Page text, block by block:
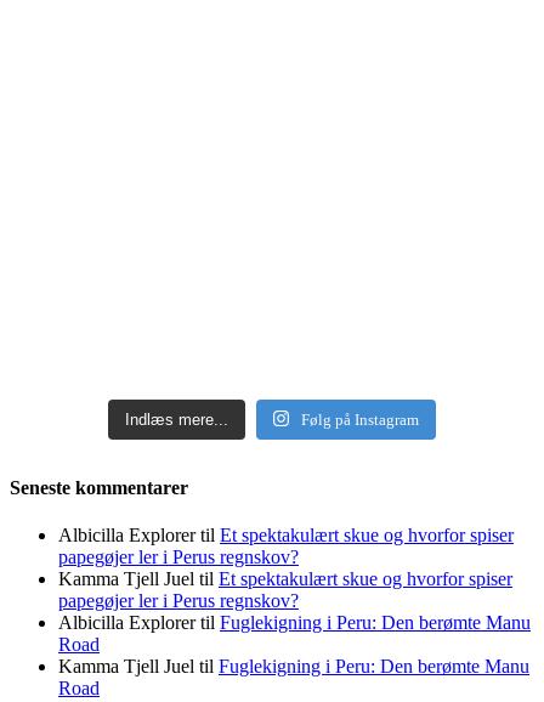
Indlæs mere... Følg på Instagram
Seneste kommentarer
Albicilla Explorertil Et spektakulært skue og hvorfor spiser
papegøjer ler i Perus regnskov?
Kamma Tjell Juel til Et spektakulært skue og hvorfor spiser
papegøjer ler i Perus regnskov?
Albicilla Explorertil Fuglekigning i Peru: Den berømte Manu
Road
Kamma Tjell Juel til Fuglekigning i Peru: Den berømte Manu
Road